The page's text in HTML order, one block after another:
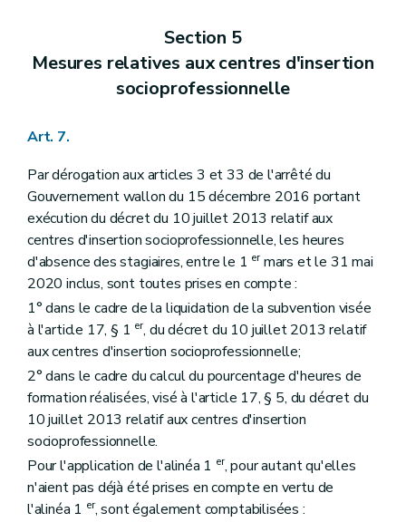
Section 5
Mesures relatives aux centres d'insertion
socioprofessionnelle
Art. 7.
Par dérogation aux articles 3 et 33 de l'arrêté du
Gouvernement wallon du 15 décembre 2016 portant
exécution du décret du 10 juillet 2013 relatif aux
centres d'insertion socioprofessionnelle, les heures
d'absence des stagiaires, entre le 1 ermars et le 31 mai
2020 inclus, sont toutes prises en compte :
1° dans le cadre de la liquidation de la subvention visée
à l'article 17, § 1 er, du décret du 10 juillet 2013 relatif
aux centres d'insertion socioprofessionnelle;
2° dans le cadre du calcul du pourcentage d'heures de
formation réalisées, visé à l'article 17, § 5, du décret du
10 juillet 2013 relatif aux centres d'insertion
socioprofessionnelle.
Pour l'application de l'alinéa 1 er, pour autant qu'elles
n'aient pas déjà été prises en compte en vertu de
l'alinéa 1 er, sont également comptabilisées :